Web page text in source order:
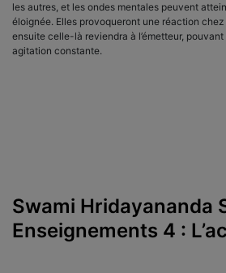
les autres, et les ondes mentales peuvent
éloignée. Elles provoqueront une réaction
ensuite celle-là reviendra à l’émetteur,
agitation constante.
Swami Hridayananda
Enseignements 4 :